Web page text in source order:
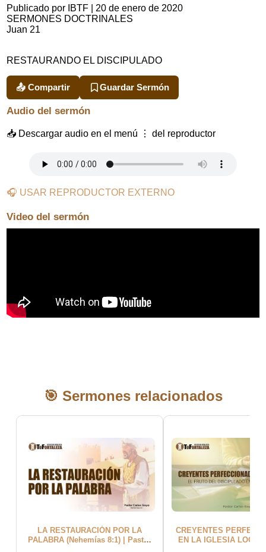
Publicado por IBTF
20 de enero de 2020
SERMONES DOCTRINALES
Juan 21
RESTAURANDO EL DISCIPULADO
📤 Compartir Guardar Sermón
Audio del sermón
📥 Descargar audio en el menú ⋮ del reproductor
🎧 USAR REPRODUCTOR EXTERNO
Video del sermón
🎯 Sermones relacionados
LA RESTAURACIÓN POR LA
PALABRA (Nehemías 8:1) | Pastor
CREYENTES
EN LA IGLESIA